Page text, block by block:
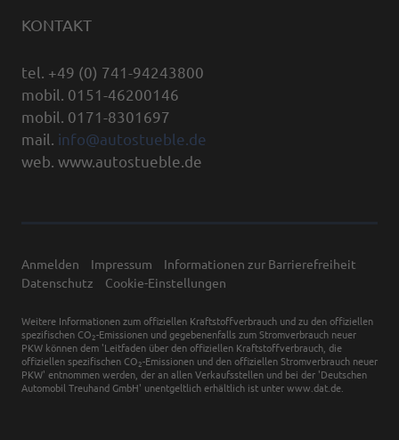
KONTAKT
tel. +49 (0) 741-94243800
mobil. 0151-46200146
mobil. 0171-8301697
mail. info@autostueble.de
web. www.autostueble.de
Anmelden Impressum
Informationen zur Barrierefreiheit
Datenschutz
Cookie-Einstellungen
Weitere Informationen zum offiziellen Kraftstoffverbrauch und zu den offiziellen
spezifischen CO 2-Emissionen und gegebenenfalls zum Stromverbrauch neuer
PKW können dem 'Leitfaden über den offiziellen Kraftstoffverbrauch, die
offiziellen spezifischen CO 2-Emissionen und den offiziellen Stromverbrauch neuer
PKW' entnommen werden, der an allen Verkaufsstellen und bei der 'Deutschen
Automobil Treuhand GmbH' unentgeltlich erhältlich ist unter www.dat.de.